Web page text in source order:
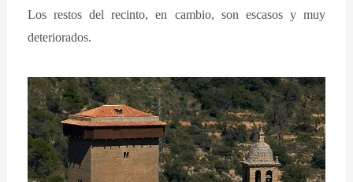
Los restos del recinto, en cambio, son escasos y muy
deteriorados.